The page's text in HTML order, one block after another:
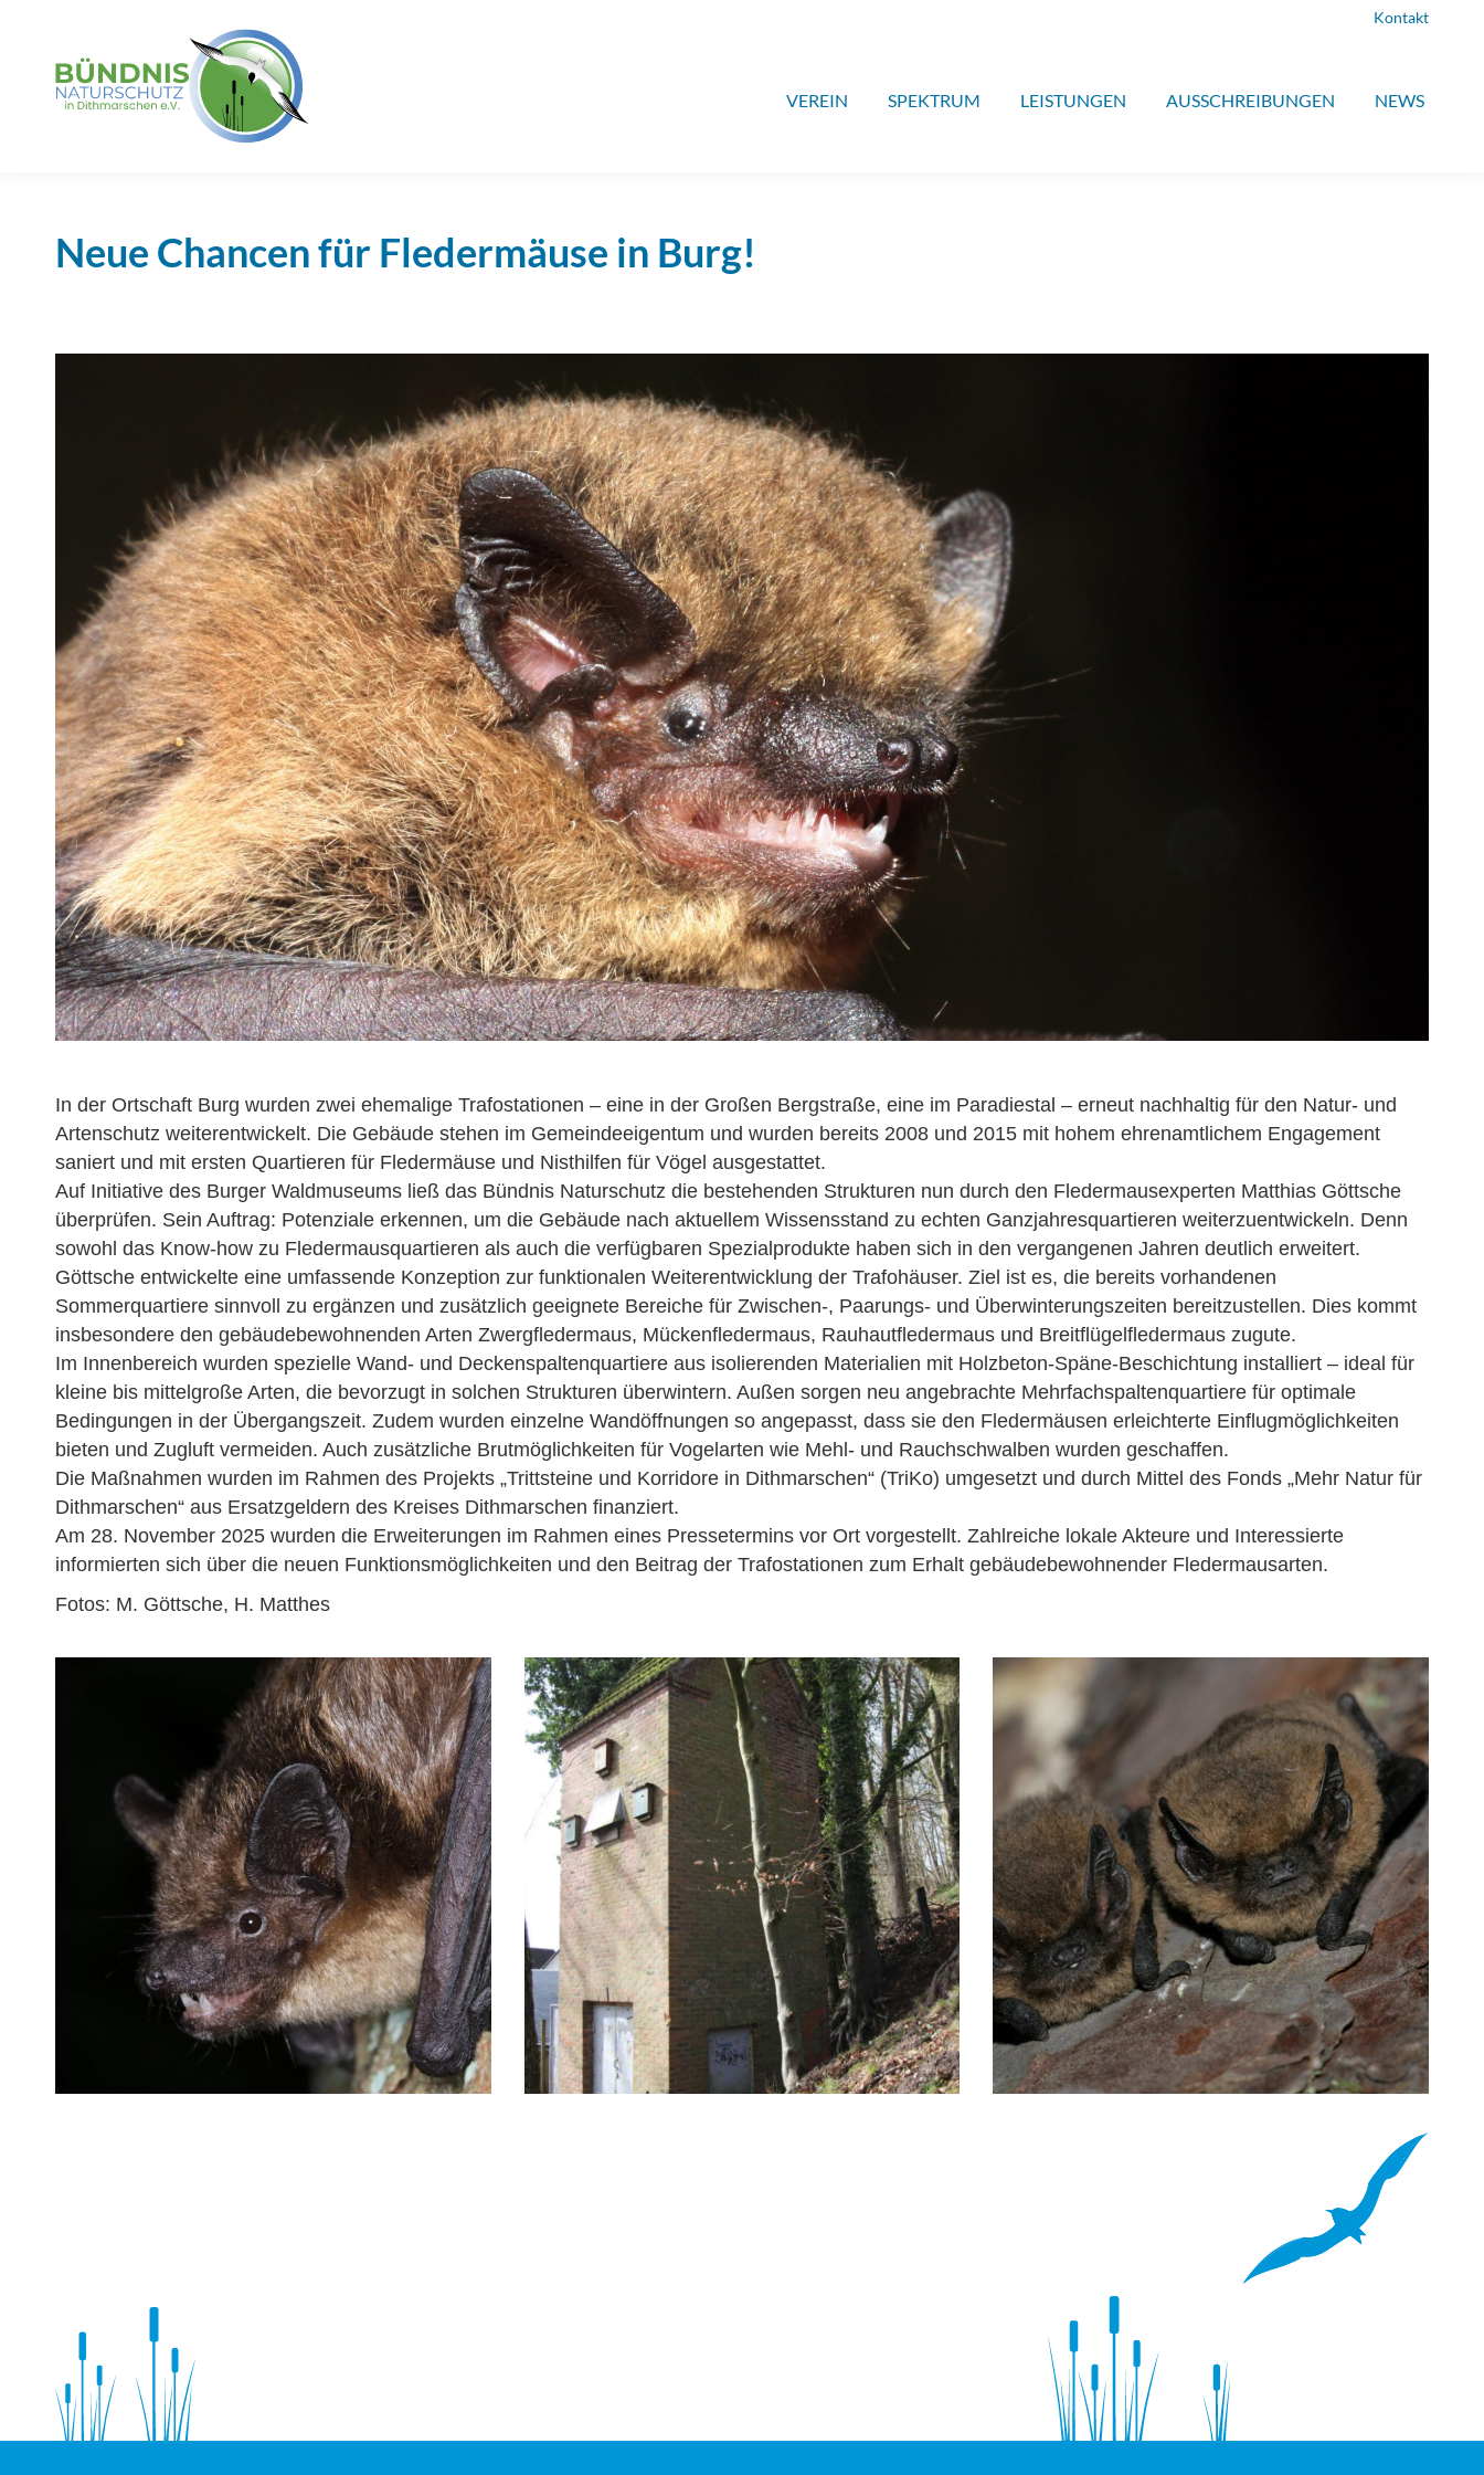
Kontakt
VEREIN SPEKTRUM LEISTUNGEN AUSSCHREIBUNGEN NEWS
Neue Chancen für Fledermäuse in Burg!
In der Ortschaft Burg wurden zwei ehemalige Trafostationen – eine in der Großen Bergstraße, eine im Paradiestal – erneut nachhaltig für den Natur- und
Artenschutz weiterentwickelt. Die Gebäude stehen im Gemeindeeigentum und wurden bereits 2008 und 2015 mit hohem ehrenamtlichem Engagement
saniert und mit ersten Quartieren für Fledermäuse und Nisthilfen für Vögel ausgestattet.
Auf Initiative des Burger Waldmuseums ließ das Bündnis Naturschutz die bestehenden Strukturen nun durch den Fledermausexperten Matthias Göttsche
überprüfen. Sein Auftrag: Potenziale erkennen, um die Gebäude nach aktuellem Wissensstand zu echten Ganzjahresquartieren weiterzuentwickeln. Denn
sowohl das Know-how zu Fledermausquartieren als auch die verfügbaren Spezialprodukte haben sich in den vergangenen Jahren deutlich erweitert.
Göttsche entwickelte eine umfassende Konzeption zur funktionalen Weiterentwicklung der Trafohäuser. Ziel ist es, die bereits vorhandenen
Sommerquartiere sinnvoll zu ergänzen und zusätzlich geeignete Bereiche für Zwischen-, Paarungs- und Überwinterungszeiten bereitzustellen. Dies kommt
insbesondere den gebäudebewohnenden Arten Zwergfledermaus, Mückenfledermaus, Rauhautfledermaus und Breitflügelfledermaus zugute.
Im Innenbereich wurden spezielle Wand- und Deckenspaltenquartiere aus isolierenden Materialien mit Holzbeton-Späne-Beschichtung installiert – ideal für
kleine bis mittelgroße Arten, die bevorzugt in solchen Strukturen überwintern. Außen sorgen neu angebrachte Mehrfachspaltenquartiere für optimale
Bedingungen in der Übergangszeit. Zudem wurden einzelne Wandöffnungen so angepasst, dass sie den Fledermäusen erleichterte Einflugmöglichkeiten
bieten und Zugluft vermeiden. Auch zusätzliche Brutmöglichkeiten für Vogelarten wie Mehl- und Rauchschwalben wurden geschaffen.
Die Maßnahmen wurden im Rahmen des Projekts „Trittsteine und Korridore in Dithmarschen“ (TriKo) umgesetzt und durch Mittel des Fonds „Mehr Natur für
Dithmarschen“ aus Ersatzgeldern des Kreises Dithmarschen finanziert.
Am 28. November 2025 wurden die Erweiterungen im Rahmen eines Pressetermins vor Ort vorgestellt. Zahlreiche lokale Akteure und Interessierte
informierten sich über die neuen Funktionsmöglichkeiten und den Beitrag der Trafostationen zum Erhalt gebäudebewohnender Fledermausarten.
Fotos: M. Göttsche, H. Matthes